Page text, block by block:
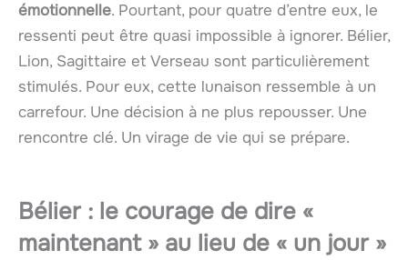
émotionnelle. Pourtant, pour quatre d’entre eux, le
ressenti peut être quasi impossible à ignorer. Bélier,
Lion, Sagittaire et Verseau sont particulièrement
stimulés. Pour eux, cette lunaison ressemble à un
carrefour. Une décision à ne plus repousser. Une
rencontre clé. Un virage de vie qui se prépare.
Bélier : le courage de dire «
maintenant » au lieu de « un jour »